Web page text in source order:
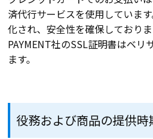
済代行サービスを使用していま
化され、安全性を確保しており
PAYMENT社のSSL証明書はベリ
ます。
役務および商品の提供時